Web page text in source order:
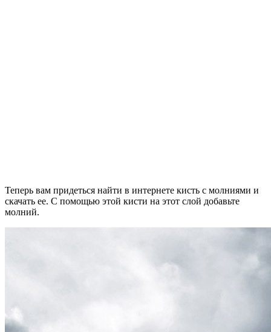
Теперь вам придеться найти в интернете кисть с молниями и
скачать ее. С помощью этой кисти на этот слой добавьте
молний.